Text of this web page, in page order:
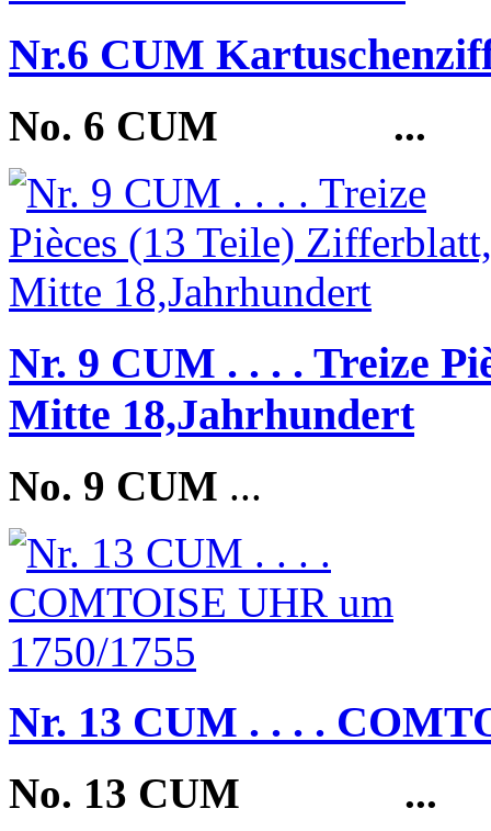
Nr.6 CUM
No. 6 CUM ...
Nr. 9 CUM . . . . Treize
Mitte 18,Jahrhundert
No. 9 CUM ...
Nr. 13 CUM . . . .
No. 13 CUM ...